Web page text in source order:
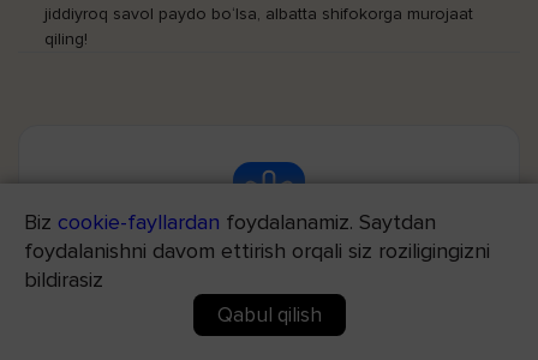
jiddiyroq savol paydo bo‘lsa, albatta shifokorga murojaat
qiling!
Med24.uz ilovasida bepul onlayn
maslahatlar
Biz cookie-fayllardan foydalanamiz. Saytdan
foydalanishni davom ettirish orqali siz roziligingizni
bildirasiz
Qabul qilish